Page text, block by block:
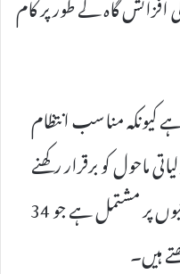
مناسب انتظام
ماحول کو برقرار رکھنے
میں مدد کی۔ اس کا ایویفونا 60 پرجاتیوں پر مشتمل ہے جو 34
ہیں۔